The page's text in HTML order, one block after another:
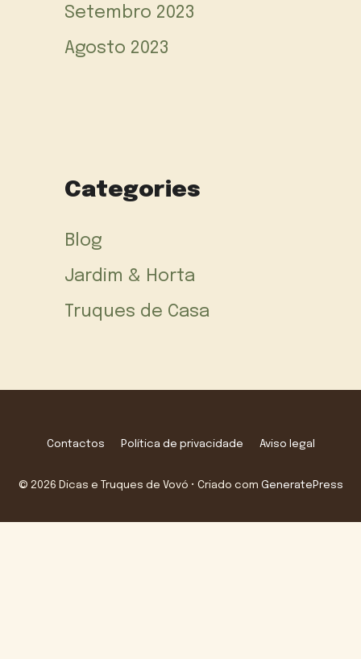
Setembro 2023
Agosto 2023
Categories
Blog
Jardim & Horta
Truques de Casa
Contactos Política de privacidade Aviso legal
© 2026 Dicas e Truques de Vovó • Criado com GeneratePress